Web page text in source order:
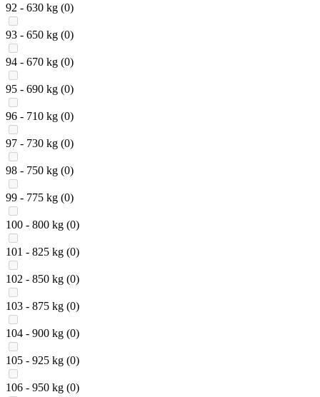
92 - 630 kg (0)
93 - 650 kg (0)
94 - 670 kg (0)
95 - 690 kg (0)
96 - 710 kg (0)
97 - 730 kg (0)
98 - 750 kg (0)
99 - 775 kg (0)
100 - 800 kg (0)
101 - 825 kg (0)
102 - 850 kg (0)
103 - 875 kg (0)
104 - 900 kg (0)
105 - 925 kg (0)
106 - 950 kg (0)